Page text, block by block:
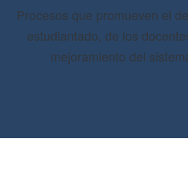
Procesos que promueven el
estudiantado, de los
mejoramiento del